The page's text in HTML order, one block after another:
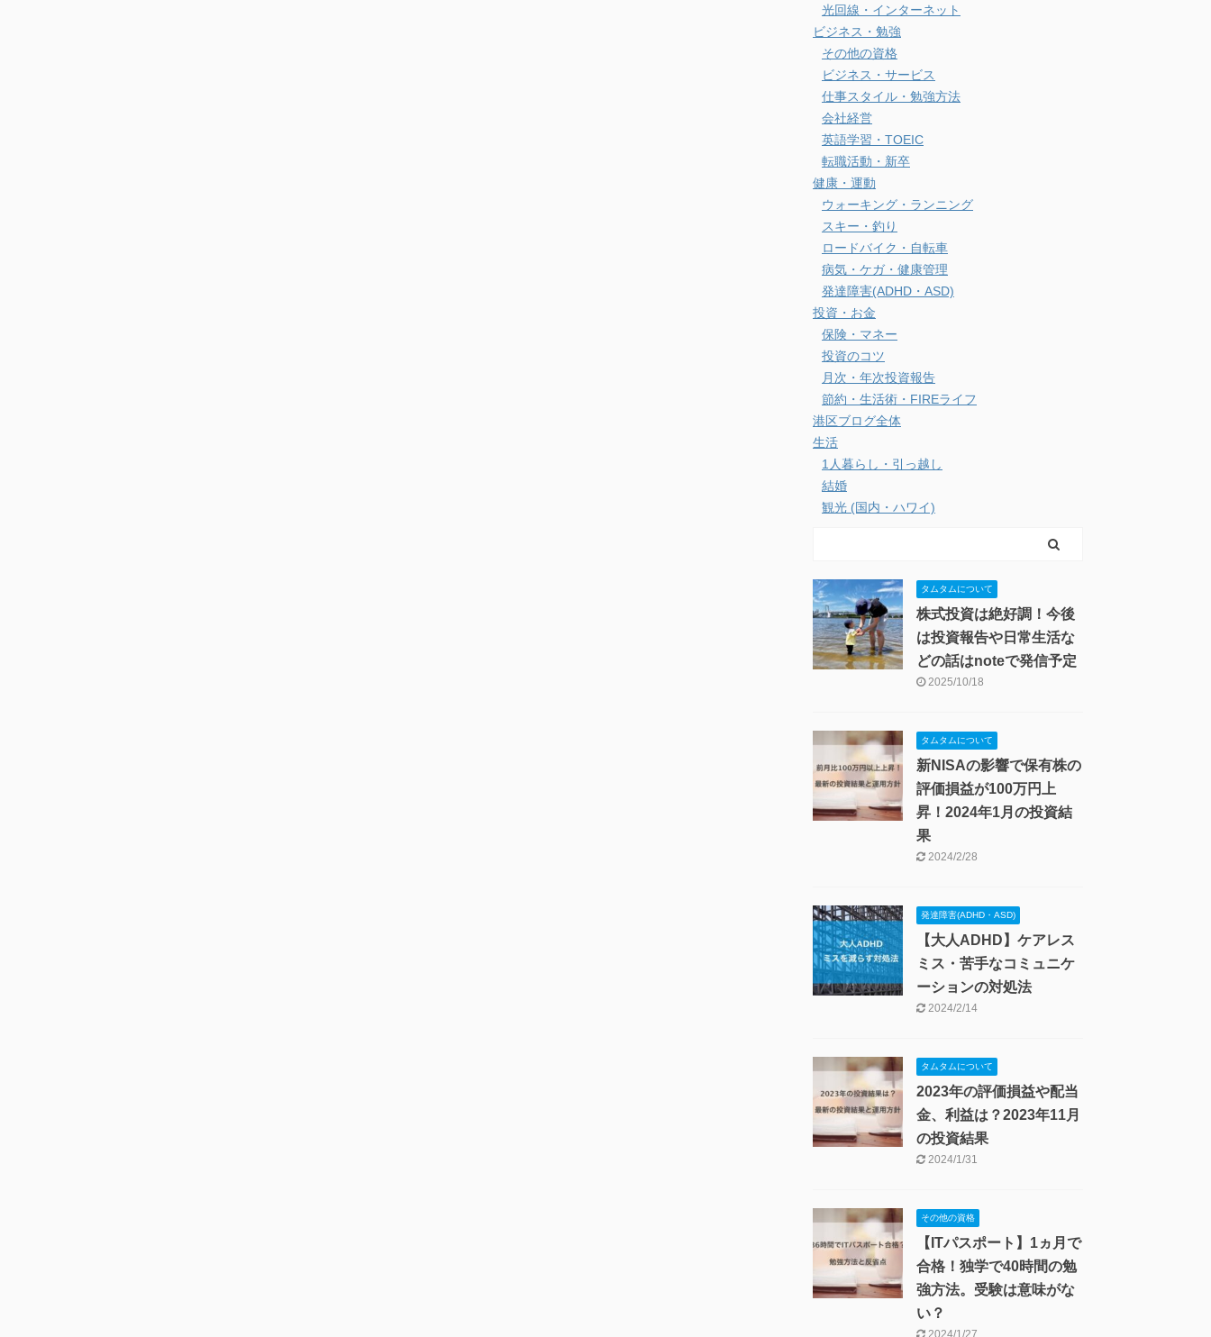
光回線・インターネット
ビジネス・勉強
その他の資格
ビジネス・サービス
仕事スタイル・勉強方法
会社経営
英語学習・TOEIC
転職活動・新卒
健康・運動
ウォーキング・ランニング
スキー・釣り
ロードバイク・自転車
病気・ケガ・健康管理
発達障害(ADHD・ASD)
投資・お金
保険・マネー
投資のコツ
月次・年次投資報告
節約・生活術・FIREライフ
港区ブログ全体
生活
1人暮らし・引っ越し
結婚
観光 (国内・ハワイ)
タムタムについて
株式投資は絶好調！今後
は投資報告や日常生活な
どの話はnoteで発信予定
2025/10/18
タムタムについて
新NISAの影響で保有株の
評価損益が100万円上
昇！2024年1月の投資結
果
2024/2/28
発達障害(ADHD・ASD)
【大人ADHD】ケアレス
ミス・苦手なコミュニケ
ーションの対処法
2024/2/14
タムタムについて
2023年の評価損益や配当
金、利益は？2023年11月
の投資結果
2024/1/31
その他の資格
【ITパスポート】1ヵ月で
合格！独学で40時間の勉
強方法。受験は意味がな
い？
2024/1/27